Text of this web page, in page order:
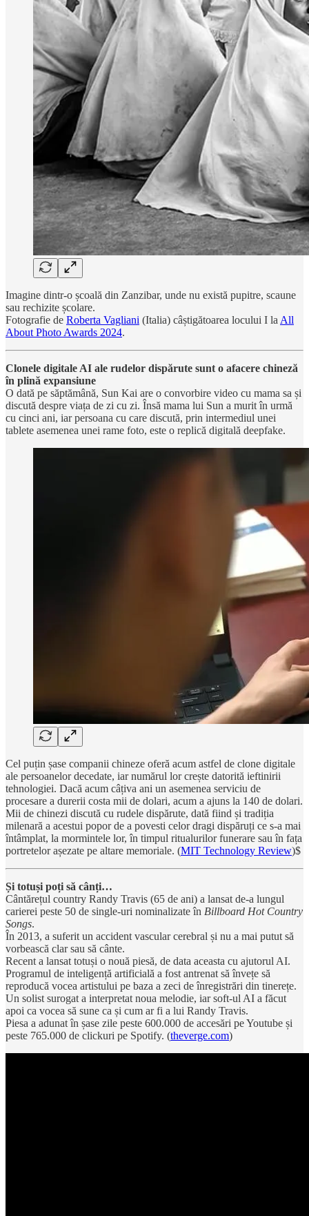
Imagine dintr-o școală din Zanzibar, unde nu există pupitre, scaune
sau rechizite școlare.
Fotografie de Roberta Vagliani (Italia) câștigătoarea locului I la All
About Photo Awards 2024.
Clonele digitale AI ale rudelor dispărute sunt o afacere chineză
în plină expansiune
O dată pe săptămână, Sun Kai are o convorbire video cu mama sa și
discută despre viața de zi cu zi. Însă mama lui Sun a murit în urmă
cu cinci ani, iar persoana cu care discută, prin intermediul unei
tablete asemenea unei rame foto, este o replică digitală deepfake.
Cel puțin șase companii chineze oferă acum astfel de clone digitale
ale persoanelor decedate, iar numărul lor crește datorită ieftinirii
tehnologiei. Dacă acum câțiva ani un asemenea serviciu de
procesare a durerii costa mii de dolari, acum a ajuns la 140 de dolari.
Mii de chinezi discută cu rudele dispărute, dată fiind și tradiția
milenară a acestui popor de a povesti celor dragi dispăruți ce s-a mai
întâmplat, la mormintele lor, în timpul ritualurilor funerare sau în fața
portretelor așezate pe altare memoriale. (MIT Technology Review)$
Și totuși poți să cânți…
Cântărețul country Randy Travis (65 de ani) a lansat de-a lungul
carierei peste 50 de single-uri nominalizate în Billboard Hot Country
Songs.
În 2013, a suferit un accident vascular cerebral și nu a mai putut să
vorbească clar sau să cânte.
Recent a lansat totuși o nouă piesă, de data aceasta cu ajutorul AI.
Programul de inteligență artificială a fost antrenat să învețe să
reproducă vocea artistului pe baza a zeci de înregistrări din tinerețe.
Un solist surogat a interpretat noua melodie, iar soft-ul AI a făcut
apoi ca vocea să sune ca și cum ar fi a lui Randy Travis.
Piesa a adunat în șase zile peste 600.000 de accesări pe Youtube și
peste 765.000 de clickuri pe Spotify. (theverge.com)